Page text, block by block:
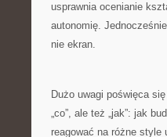
usprawnia ocenianie
autonomię.
nie ekran.
Dużo uwagi poświęca
„co”, ale też „jak”: jak
reagować na różne